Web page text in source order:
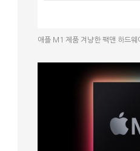
애플 M1 제품 겨냥한 팩맨 하드웨